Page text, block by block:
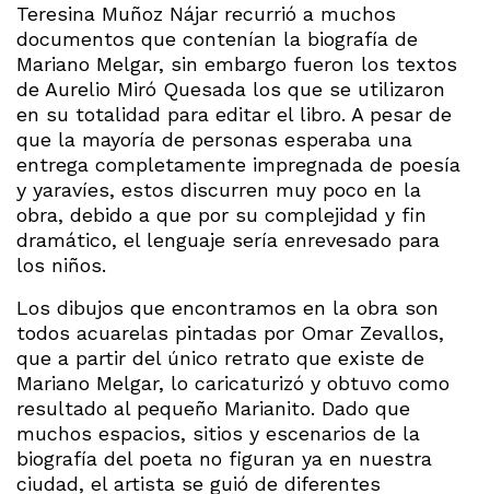
Teresina Muñoz Nájar recurrió a muchos
documentos que contenían la biografía de
Mariano Melgar, sin embargo fueron los textos
de Aurelio Miró Quesada los que se utilizaron
en su totalidad para editar el libro. A pesar de
que la mayoría de personas esperaba una
entrega completamente impregnada de poesía
y yaravíes, estos discurren muy poco en la
obra, debido a que por su complejidad y fin
dramático, el lenguaje sería enrevesado para
los niños.
Los dibujos que encontramos en la obra son
todos acuarelas pintadas por Omar Zevallos,
que a partir del único retrato que existe de
Mariano Melgar, lo caricaturizó y obtuvo como
resultado al pequeño Marianito. Dado que
muchos espacios, sitios y escenarios de la
biografía del poeta no figuran ya en nuestra
ciudad, el artista se guió de diferentes